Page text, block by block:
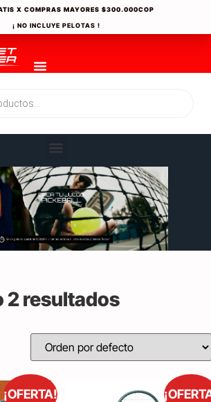
X COMPRAS MAYORES $300.000COP
¡ NO INCLUYE PELOTAS !
2 resultados
¡OFERTA!